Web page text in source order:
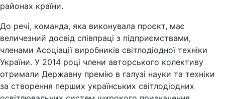
районах країни.
До речі, команда, яка виконувала проєкт, має
величезний досвід співпраці з підприємствами,
членами Асоціації виробників світлодіодної техніки
України. У 2014 році члени авторського колективу
отримали Державну премію в галузі науки та техніки
за створення перших українських світлодіодних